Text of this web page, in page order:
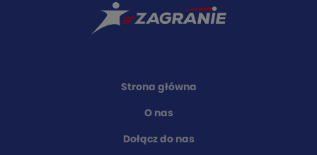
Strona główna
O nas
Dołącz do nas